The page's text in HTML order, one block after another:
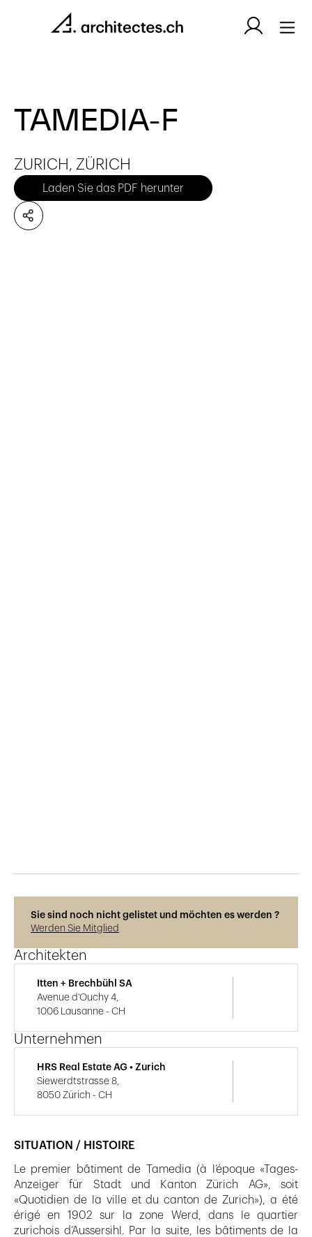
TAMEDIA-F
ZURICH, ZÜRICH
Laden Sie das PDF herunter
SITUATION / HISTOIRE
Le premier bâtiment de Tamedia (à l‘époque «Tages-
Anzeiger für Stadt und Kanton Zürich AG», soit
«Quotidien de la ville et du canton de Zurich»), a été
érigé en 1902 sur la zone Werd, dans le quartier
zurichois d‘Aussersihl. Par la suite, les bâtiments de la
Sie sind noch nicht gelistet und möchten es werden ?
Werden Sie Mitglied
Architekten
Itten + Brechbühl SA
Avenue d'Ouchy 4,
1006 Lausanne - CH
Unternehmen
HRS Real Estate AG • Zurich
Siewerdtstrasse 8,
8050 Zürich - CH